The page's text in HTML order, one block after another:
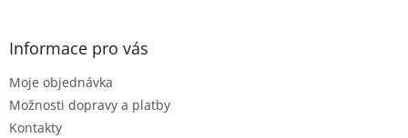
Informace pro vás
Moje objednávka
Možnosti dopravy a platby
Kontakty